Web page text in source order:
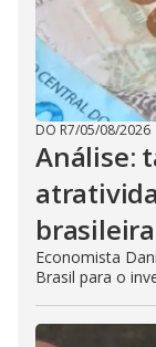
DO R7/05/08/2026
Análise:
brasileira
Economista
Brasil para o